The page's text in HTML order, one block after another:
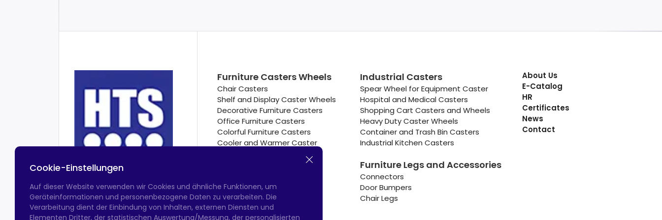
Furniture Casters Wheels
Chair Casters
Shelf and Display Caster Wheels
Decorative Furniture Casters
Office Furniture Casters
Colorful Furniture Casters
Cooler and Warmer Caster
Hotel Equipment Casters
Industrial Casters
Spear Wheel for Equipment Caster
Hospital and Medical Casters
Shopping Cart Casters and Wheels
Heavy Duty Caster Wheels
Container and Trash Bin Casters
Industrial Kitchen Casters
Furniture Legs and Accessories
Connectors
Door Bumpers
Chair Legs
About Us
E-Catalog
HR
Certificates
News
Contact
Cookie-Einstellungen
Auf dieser Website verwenden wir Cookies und ähnliche Funktionen, um
Geräteinformationen und personenbezogene Daten zu verarbeiten. Die
Verarbeitung dient der Einbindung von Inhalten, externen Diensten und
Elementen Dritter, der statistischen Auswertung/Messung, der personalisierten